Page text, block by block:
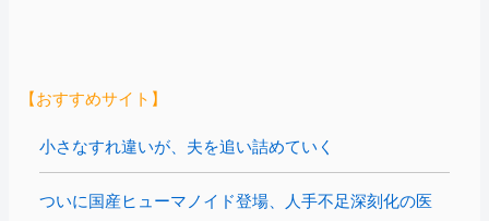
【おすすめサイト】
小さなすれ違いが、夫を追い詰めていく
ついに国産ヒューマノイド登場、人手不足深刻化の医